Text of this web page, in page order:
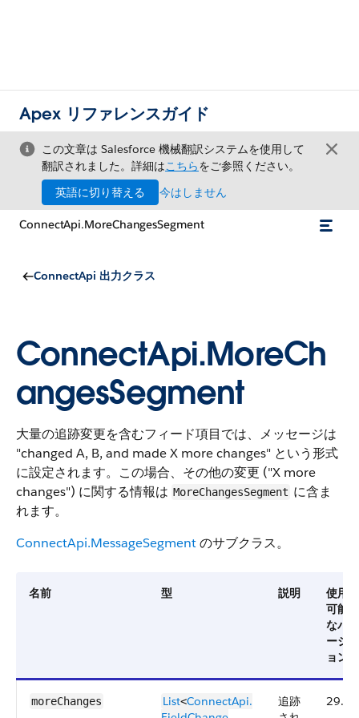
Apex リファレンスガイド
この文章は Salesforce 機械翻訳システムを使用して
翻訳されました。詳細はこちらをご参照ください。
英語に切り替える
今はしません
ConnectApi.MoreChangesSegment
ConnectApi 出力クラス
ConnectApi.MoreCh
angesSegment
大量の追跡変更を含むフィード項目では、メッセージは
"changed A, B, and made X more changes" という形式
に設定されます。この場合、その他の変更 ("X more
changes") に関する情報は MoreChangesSegment に含ま
れます。
ConnectApi.MessageSegmentのサブクラス。
名前 型 説明
使用
可能
なバ
ージ
ョン
moreChanges List<ConnectApi.​
追跡
29.0